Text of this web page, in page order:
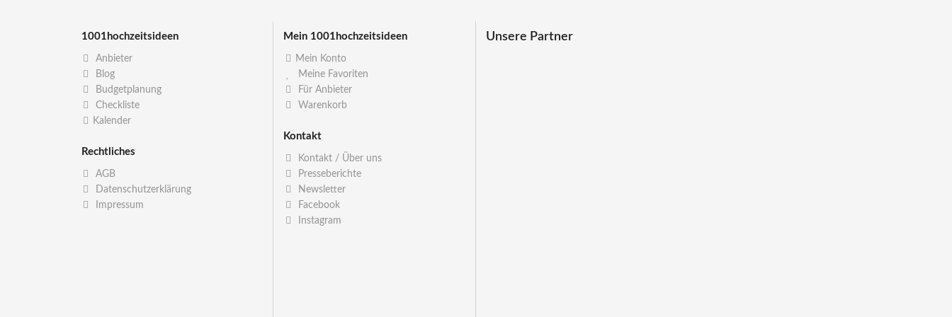
1001hochzeitsideen
Anbieter
Blog
Budgetplanung
Checkliste
Kalender
Rechtliches
AGB
Datenschutzerklärung
Impressum
Mein 1001hochzeitsideen
Mein Konto
Meine Favoriten
Für Anbieter
Warenkorb
Kontakt
Kontakt / Über uns
Presseberichte
Newsletter
Facebook
Instagram
Unsere Partner